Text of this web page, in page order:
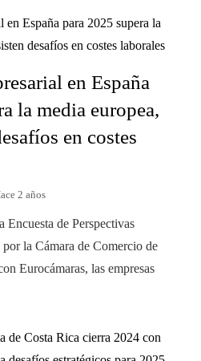
en España
la media europea,
en costes
2 años
Encuesta de Perspectivas
la Cámara de Comercio de
Eurocámaras, las empresas